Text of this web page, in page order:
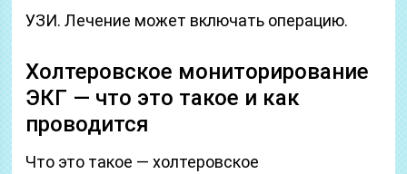
УЗИ. Лечение может включать операцию.
Холтеровское мониторирование
ЭКГ — что это такое и как
проводится
Что это такое — холтеровское